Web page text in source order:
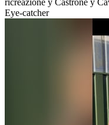
Eye-catcher